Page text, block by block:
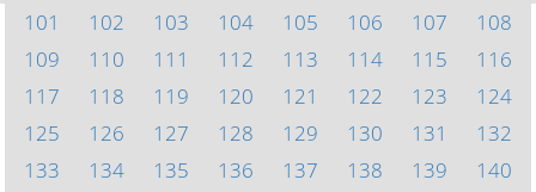
101
102 103 104 105 106 107
108
109
110 111 112 113 114 115
116
117
118 119 120 121 122 123
124
125
126 127 128 129 130 131
132
133
134 135 136 137 138 139
140